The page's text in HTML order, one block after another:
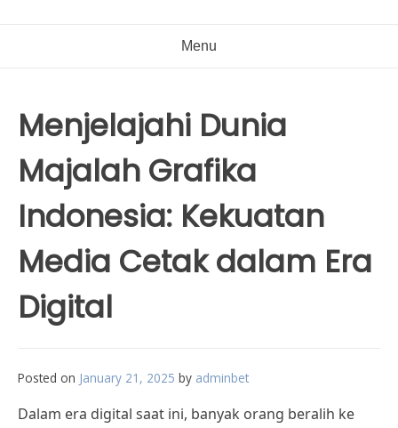
Menu
Menjelajahi Dunia
Majalah Grafika
Indonesia: Kekuatan
Media Cetak dalam Era
Digital
Posted on January 21, 2025 by adminbet
Dalam era digital saat ini, banyak orang beralih ke